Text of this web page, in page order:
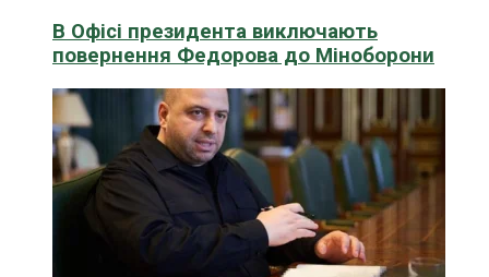
В Офісі президента виключають
повернення Федорова до Міноборони